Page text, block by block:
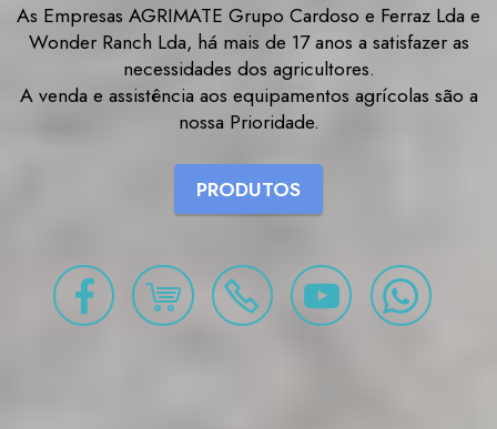
As Empresas AGRIMATE Grupo Cardoso e Ferraz Lda e
Wonder Ranch Lda, há mais de 17 anos a satisfazer as
necessidades dos agricultores.
A venda e assistência aos equipamentos agrícolas são a
nossa Prioridade.
PRODUTOS